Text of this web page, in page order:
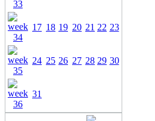
17 18 19 20 21 22 23
24 25 26 27 28 29 30
31